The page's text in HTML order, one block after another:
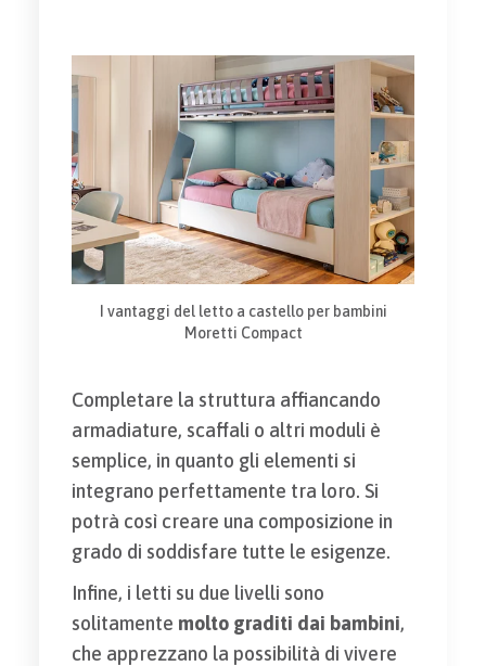
I vantaggi del letto a castello per bambini
Moretti Compact
Completare la struttura affiancando
armadiature, scaffali o altri moduli è
semplice, in quanto gli elementi si
integrano perfettamente tra loro. Si
potrà così creare una composizione in
grado di soddisfare tutte le esigenze.
Infine, i letti su due livelli sono
solitamente molto graditi dai bambini,
che apprezzano la possibilità di vivere